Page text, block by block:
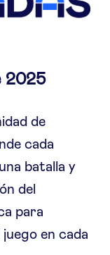
2025
de
cada
batalla y
del
para
en cada